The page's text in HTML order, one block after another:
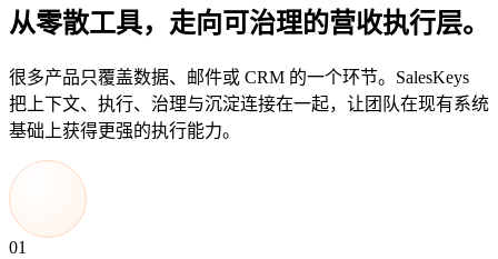
从零散工具，走向可治理的营收执行层。
很多产品只覆盖数据、邮件或 CRM 的一个环节。SalesKeys
把上下文、执行、治理与沉淀连接在一起，让团队在现有系统
基础上获得更强的执行能力。
01